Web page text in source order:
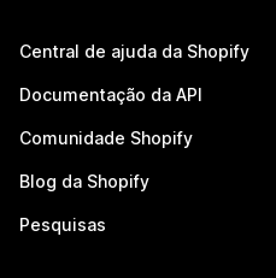
Central de ajuda da Shopify
Documentação da API
Comunidade Shopify
Blog da Shopify
Pesquisas